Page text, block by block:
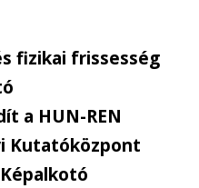
fizikai frissesség
a HUN-REN
Kutatóközpont